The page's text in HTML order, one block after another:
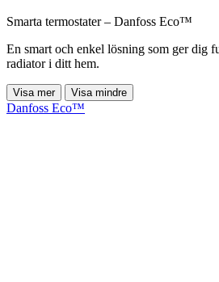
Smarta termostater – Danfoss Eco™
En smart och enkel lösning som ger dig
radiator i ditt hem.
Visa mer Visa mindre
Danfoss Eco™